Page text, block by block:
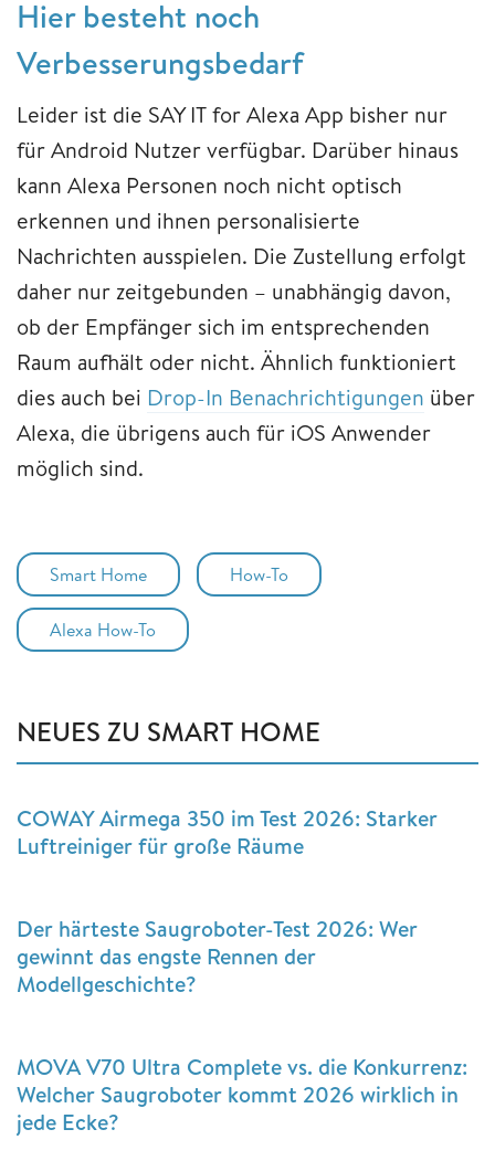
Hier besteht noch
Verbesserungsbedarf
Leider ist die SAY IT for Alexa App bisher nur
für Android Nutzer verfügbar. Darüber hinaus
kann Alexa Personen noch nicht optisch
erkennen und ihnen personalisierte
Nachrichten ausspielen. Die Zustellung erfolgt
daher nur zeitgebunden – unabhängig davon,
ob der Empfänger sich im entsprechenden
Raum aufhält oder nicht. Ähnlich funktioniert
dies auch bei Drop-In Benachrichtigungen über
Alexa, die übrigens auch für iOS Anwender
möglich sind.
Smart Home How-To
Alexa How-To
NEUES ZU SMART HOME
COWAY Airmega 350 im Test 2026: Starker
Luftreiniger für große Räume
Der härteste Saugroboter-Test 2026: Wer
gewinnt das engste Rennen der
Modellgeschichte?
MOVA V70 Ultra Complete vs. die Konkurrenz:
Welcher Saugroboter kommt 2026 wirklich in
jede Ecke?